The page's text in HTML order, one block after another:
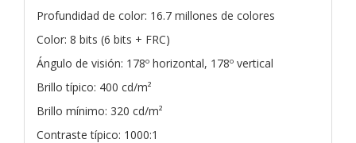
Profundidad de color: 16.7 millones de colores
Color: 8 bits (6 bits + FRC)
Ángulo de visión: 178º horizontal, 178º vertical
Brillo típico: 400 cd/m²
Brillo mínimo: 320 cd/m²
Contraste típico: 1000:1